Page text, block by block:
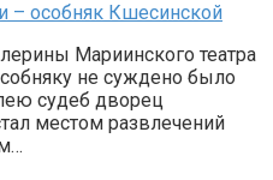
– особняк Кшесинской
Мариинского театра
не суждено было
судеб дворец
местом развлечений